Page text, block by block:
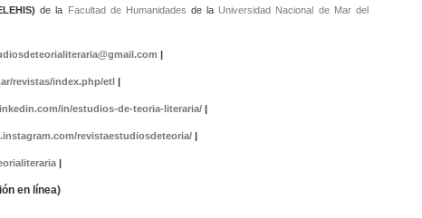
de la Facultad de Humanidades de la Universidad Nacional de Mar del
|
revistas/index.php/etl|
in/estudios-de-teoria-literaria/|
revistaestudiosdeteoria/|
|
en línea)